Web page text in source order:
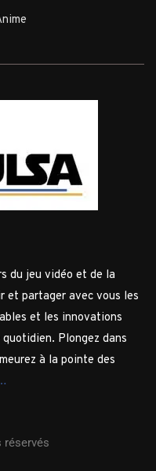
du jeu vidéo et de la
et partager avec vous les
et les innovations
Plongez dans
à la pointe des
réservés